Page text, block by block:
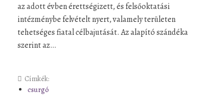
az adott évben érettségizett, és felsőoktatási
intézménybe felvételt nyert, valamely területen
tehetséges fiatal célbajutását. Az alapító szándéka
szerint az…
Címkék:
csurgó